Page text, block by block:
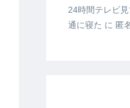
24時間テレビ
通に寝た に 匿